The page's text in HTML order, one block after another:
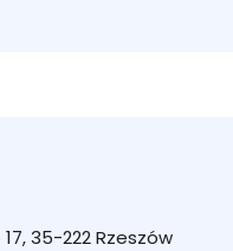
35-222 Rzeszów